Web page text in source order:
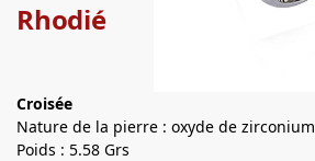
Rhodié
Croisée
Nature de la pierre : oxyde de zirconium
Poids : 5.58 Grs